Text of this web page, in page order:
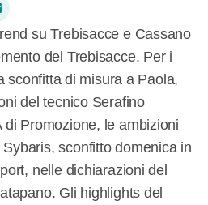
su Trebisacce e Cassano
del Trebisacce. Per i
sconfitta di misura a Paola,
del tecnico Serafino
di Promozione, le ambizioni
sconfitto domenica in
nelle dichiarazioni del
Gli highlights del